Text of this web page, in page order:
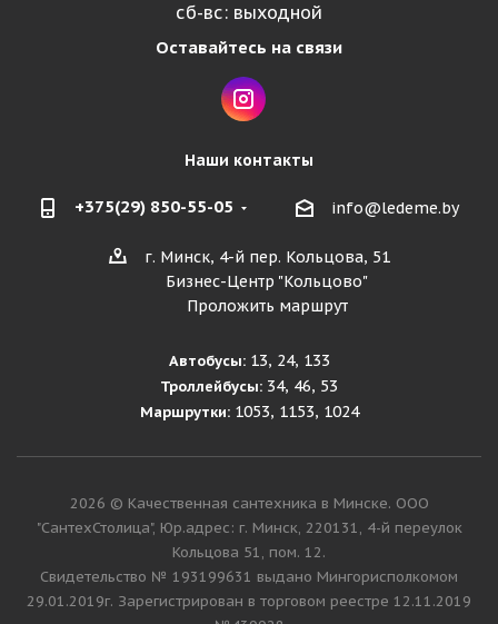
сб-вс: выходной
Оставайтесь на связи
Наши контакты
+375(29) 850-55-05 info@ledeme.by
г. Минск, 4-й пер. Кольцова, 51
Бизнес-Центр "Кольцово"
Проложить маршрут
Автобусы:13, 24, 133
Троллейбусы: 34, 46, 53
Маршрутки:1053, 1153, 1024
2026 © Качественная сантехника в Минске. ООО
"СантехСтолица", Юр.адрес: г. Минск, 220131, 4-й переулок
Кольцова 51, пом. 12.
Cвидетельство № 193199631 выдано Мингорисполкомом
29.01.2019г. Зарегистрирован в торговом реестре 12.11.2019